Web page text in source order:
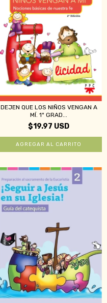
DEJEN QUE LOS NIÑOS VENGAN A
MÍ. 1º GRAD...
$19.97 USD